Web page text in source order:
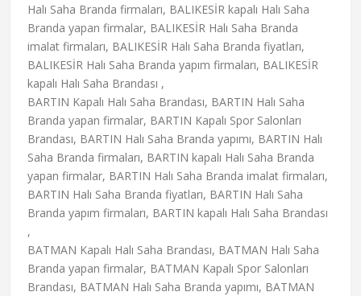
Halı Saha Branda firmaları, BALIKESİR kapalı Halı Saha
Branda yapan firmalar, BALIKESİR Halı Saha Branda
imalat firmaları, BALIKESİR Halı Saha Branda fiyatları,
BALIKESİR Halı Saha Branda yapım firmaları, BALIKESİR
kapalı Halı Saha Brandası ,
BARTIN Kapalı Halı Saha Brandası, BARTIN Halı Saha
Branda yapan firmalar, BARTIN Kapalı Spor Salonları
Brandası, BARTIN Halı Saha Branda yapımı, BARTIN Halı
Saha Branda firmaları, BARTIN kapalı Halı Saha Branda
yapan firmalar, BARTIN Halı Saha Branda imalat firmaları,
BARTIN Halı Saha Branda fiyatları, BARTIN Halı Saha
Branda yapım firmaları, BARTIN kapalı Halı Saha Brandası
,
BATMAN Kapalı Halı Saha Brandası, BATMAN Halı Saha
Branda yapan firmalar, BATMAN Kapalı Spor Salonları
Brandası, BATMAN Halı Saha Branda yapımı, BATMAN